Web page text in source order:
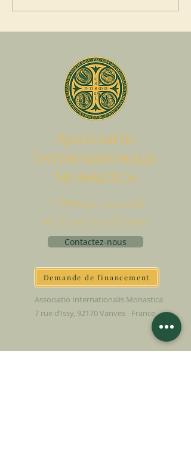
Associatio
Internationalis
MonAstica
Mettons ensemble
du Ciel sur la terre
Contactez-nous
Demande de financement
Associatio Internationalis Monastica
7 rue d’Issy, 92170 Vanves - France